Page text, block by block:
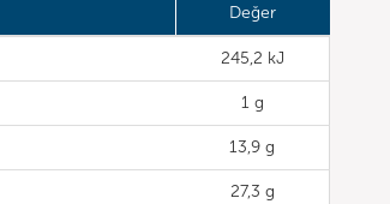
Değer
245,2 kJ
1 g
13,9 g
27,3 g